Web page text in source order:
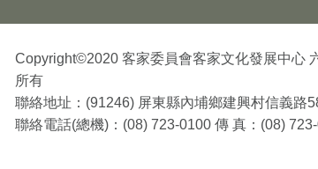
Copyright©2020 客家委員會客家文化發展中心
所有
聯絡地址：(91246) 屏東縣內埔鄉建興村信義路
聯絡電話(總機)：(08) 723-0100 傳 真：(08)